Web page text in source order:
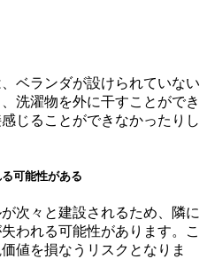
ベランダが設けられていない
洗濯物を外に干すことができ
じることができなかったりし
可能性がある
次々と建設されるため、隣に
われる可能性があります。こ
値を損なうリスクとなりま